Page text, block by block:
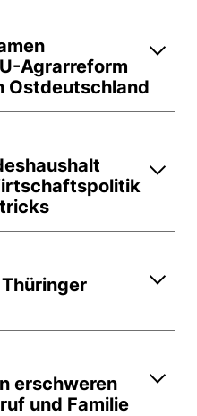
Agrarreform
Ostdeutschland
erschweren
und Familie